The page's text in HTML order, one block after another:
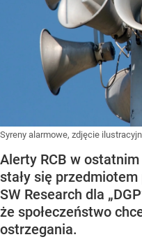
Syreny alarmowe, zdjęcie
Alerty RCB w
stały się
SW Research dla
że społeczeństwo
ostrzegania.